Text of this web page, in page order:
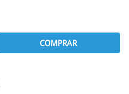
COMPRAR